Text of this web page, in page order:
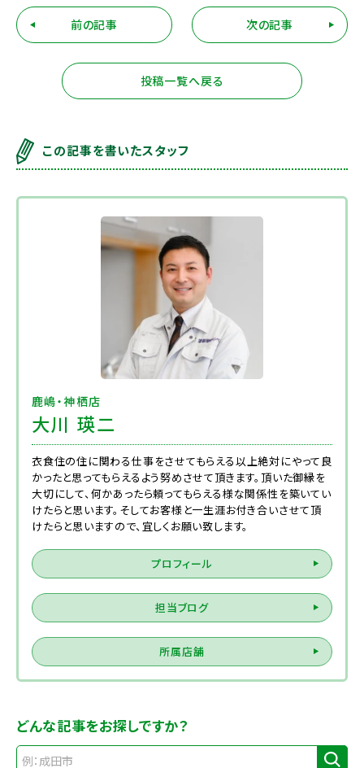
前の記事
投稿一覧へ戻る
次の記事
この記事を書いたスタッフ
鹿嶋・神栖店
大川 瑛二
衣食住の住に関わる仕事をさせてもらえる以上絶対にやって良
かったと思ってもらえるよう努めさせて頂きます。頂いた御縁を
大切にして、何かあったら頼ってもらえる様な関係性を築いてい
けたらと思います。そしてお客様と一生涯お付き合いさせて頂
けたらと思いますので、宜しくお願い致します。
プロフィール
担当ブログ
所属店舗
どんな記事をお探しですか？